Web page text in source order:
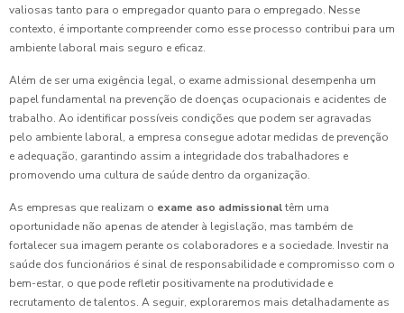
valiosas tanto para o empregador quanto para o empregado. Nesse
contexto, é importante compreender como esse processo contribui para um
ambiente laboral mais seguro e eficaz.
Além de ser uma exigência legal, o exame admissional desempenha um
papel fundamental na prevenção de doenças ocupacionais e acidentes de
trabalho. Ao identificar possíveis condições que podem ser agravadas
pelo ambiente laboral, a empresa consegue adotar medidas de prevenção
e adequação, garantindo assim a integridade dos trabalhadores e
promovendo uma cultura de saúde dentro da organização.
As empresas que realizam o exame aso admissionaltêm uma
oportunidade não apenas de atender à legislação, mas também de
fortalecer sua imagem perante os colaboradores e a sociedade. Investir na
saúde dos funcionários é sinal de responsabilidade e compromisso com o
bem-estar, o que pode refletir positivamente na produtividade e
recrutamento de talentos. A seguir, exploraremos mais detalhadamente as